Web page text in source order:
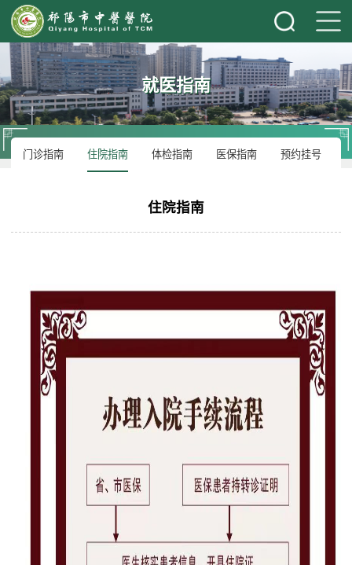
就医指南
门诊指南 住院指南 体检指南 医保指南 预约挂号
住院指南